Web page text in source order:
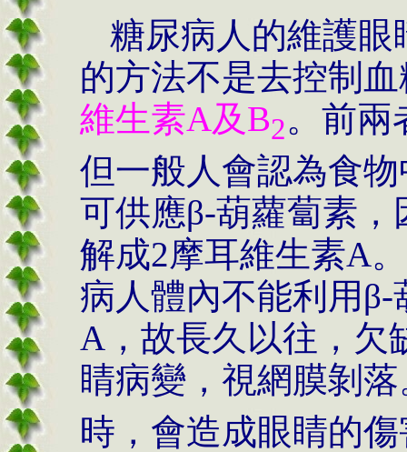
糖尿病人的維護
的方法不是去控制
維生素A及B2。前兩
但一般人會認為食
可供應β-葫蘿蔔素
解成2摩耳維生素A
病人體內不能利用
A，故長久以往，欠
睛病變，視網膜剝
時，會造成眼睛的